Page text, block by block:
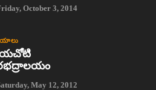
October 3, 2014
May 12, 2012